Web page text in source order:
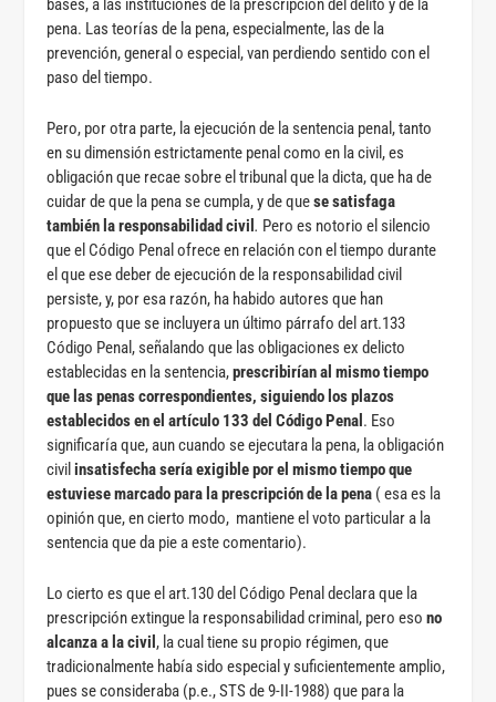
pena. Las teorías de la pena, especialmente, las de la
prevención, general o especial, van perdiendo sentido con el
paso del tiempo.
Pero, por otra parte, la ejecución de la sentencia penal, tanto
en su dimensión estrictamente penal como en la civil, es
obligación que recae sobre el tribunal que la dicta, que ha de
cuidar de que la pena se cumpla, y de quese satisfaga
también la responsabilidad civil. Pero es notorio el silencio
que el Código Penal ofrece en relación con el tiempo durante
el que ese deber de ejecución de la responsabilidad civil
persiste, y, por esa razón, ha habido autores que han
propuesto que se incluyera un último párrafo del art.133
Código Penal, señalando que las obligaciones ex delicto
establecidas en la sentencia,prescribirían al mismo tiempo
que las penas correspondientes, siguiendo los plazos
establecidos en el artículo 133 del Código Penal . Eso
significaría que, aun cuando se ejecutara la pena, la obligación
civilinsatisfecha sería exigible por el mismo tiempo que
estuviese marcado para la prescripción de la pena ( esa es la
opinión que, en cierto modo, mantiene el voto particular a la
sentencia que da pie a este comentario).
Lo cierto es que el art.130 del Código Penal declara que la
prescripción extingue la responsabilidad criminal, pero esono
alcanza a la civil , la cual tiene su propio régimen, que
tradicionalmente había sido especial y suficientemente amplio,
pues se consideraba (p.e., STS de 9-II-1988) que para la